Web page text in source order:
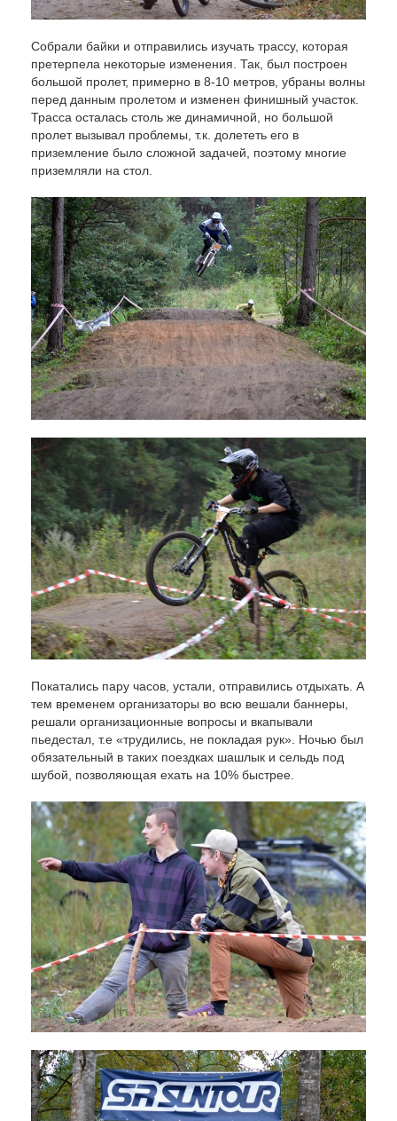
Собрали байки и отправились изучать трассу, которая
претерпела некоторые изменения. Так, был построен
большой пролет, примерно в 8-10 метров, убраны волны
перед данным пролетом и изменен финишный участок.
Трасса осталась столь же динамичной, но большой
пролет вызывал проблемы, т.к. долететь его в
приземление было сложной задачей, поэтому многие
приземляли на стол.
Покатались пару часов, устали, отправились отдыхать. А
тем временем организаторы во всю вешали баннеры,
решали организационные вопросы и вкапывали
пьедестал, т.е «трудились, не покладая рук». Ночью был
обязательный в таких поездках шашлык и сельдь под
шубой, позволяющая ехать на 10% быстрее.